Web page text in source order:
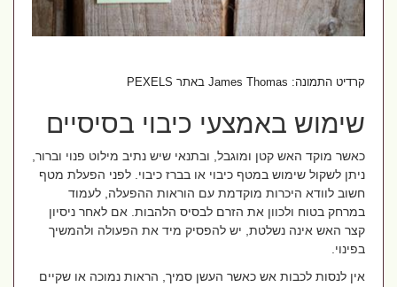
קרדיט התמונה: James Thomas באתר PEXELS
שימוש באמצעי כיבוי בסיסיים
כאשר מוקד האש קטן ומוגבל, ובתנאי שיש נתיב מילוט פנוי וברור,
ניתן לשקול שימוש במטף כיבוי או בברז כיבוי. לפני הפעלת מטף
חשוב לוודא היכרות מוקדמת עם הוראות ההפעלה, לעמוד
במרחק בטוח ולכוון את הזרם לבסיס הלהבות. אם לאחר ניסיון
קצר האש אינה נשלטת, יש להפסיק מיד את הפעולה ולהמשיך
בפינוי.
אין לנסות לכבות אש כאשר העשן סמיך, הראות נמוכה או שקיים